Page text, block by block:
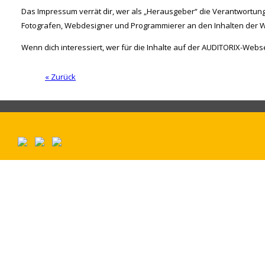
Das Impressum verrät dir, wer als „Herausgeber“ die
Fotografen, Webdesigner und Programmierer an den Inhalten der
Wenn dich interessiert, wer für die Inhalte auf der AUDITORIX-
« Zurück